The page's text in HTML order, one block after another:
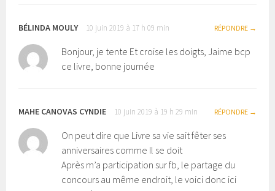
BÉLINDA MOULY 10 juin 2019 à 17 h 09 min RÉPONDRE
Bonjour, je tente Et croise les doigts, Jaime bcp
ce livre, bonne journée
MAHE CANOVAS CYNDIE 10 juin 2019 à 19 h 29 min RÉPONDRE
On peut dire que Livre sa vie sait fêter ses
anniversaires comme Il se doit
Après m’a participation sur fb, le partage du
concours au même endroit, le voici donc ici